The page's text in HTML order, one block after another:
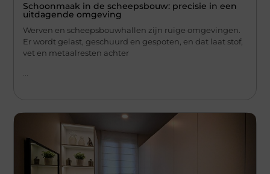
Schoonmaak in de scheepsbouw: precisie in een
uitdagende omgeving
Werven en scheepsbouwhallen zijn ruige omgevingen.
Er wordt gelast, geschuurd en gespoten, en dat laat stof,
vet en metaalresten achter